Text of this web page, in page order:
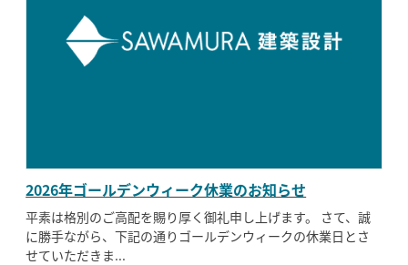
2026年ゴールデンウィーク休業のお知らせ
平素は格別のご高配を賜り厚く御礼申し上げます。 さて、誠
に勝手ながら、下記の通りゴールデンウィークの休業日とさ
せていただきま...